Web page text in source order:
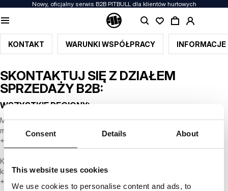
Consent Details About
This website uses cookies
We use cookies to personalise content and ads, to
Nowy, oficjalny serwis B2B PITBULL dla klientów hurtowych
KONTAKT WARUNKI WSPÓŁPRACY
SKONTAKTUJ SIĘ Z DZIAŁEM
SPRZEDAŻY B2B:
WSZYSTKIE REGIONY:
Michał Pawski
michal.pawski@pitbull.pl
+48 784 467 210
Krzysztof Ostrowski
krzysztof.ostrowski@pitbull.pl
+48 600 575 706